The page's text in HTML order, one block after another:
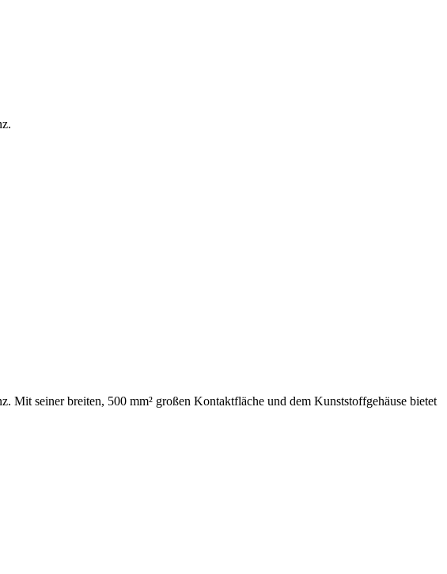
seiner breiten, 500 mm² großen Kontaktfläche und dem Kunststoffgehäuse bietet